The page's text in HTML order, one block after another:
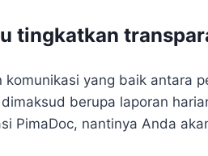
tingkatkan
komunikasi yang baik antara
berupa laporan
PimaDoc, nantinya Anda